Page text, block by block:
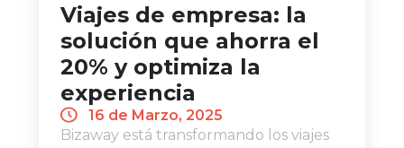
Viajes de empresa: la
solución que ahorra el
20% y optimiza la
experiencia
16 de Marzo, 2025
Bizaway está transformando los viajes